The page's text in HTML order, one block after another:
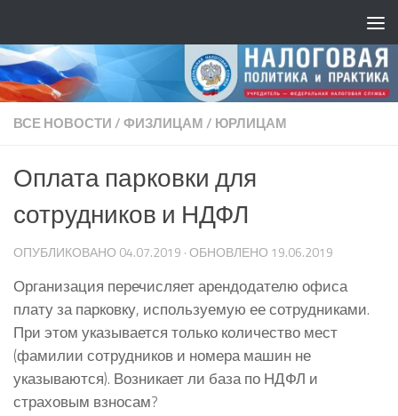
ВСЕ НОВОСТИ/ФИЗЛИЦАМ/ ЮРЛИЦАМ
Оплата парковки для
сотрудников и НДФЛ
ОПУБЛИКОВАНО 04.07.2019 · ОБНОВЛЕНО 19.06.2019
Организация перечисляет арендодателю офиса
плату за парковку, используемую ее сотрудниками.
При этом указывается только количество мест
(фамилии сотрудников и номера машин не
указываются). Возникает ли база по НДФЛ и
страховым взносам?